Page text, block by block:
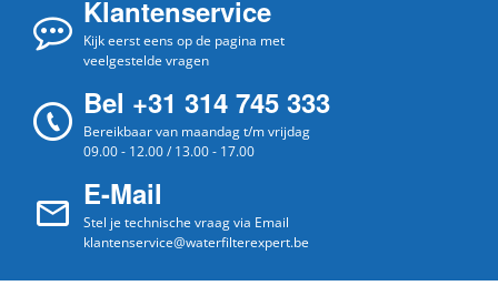
Klantenservice
Kijk eerst eens op de pagina met
veelgestelde vragen
Bel +31 314 745 333
Bereikbaar van maandag t/m vrijdag
09.00 - 12.00 / 13.00 - 17.00
E-Mail
Stel je technische vraag via Email
klantenservice@waterfilterexpert.be